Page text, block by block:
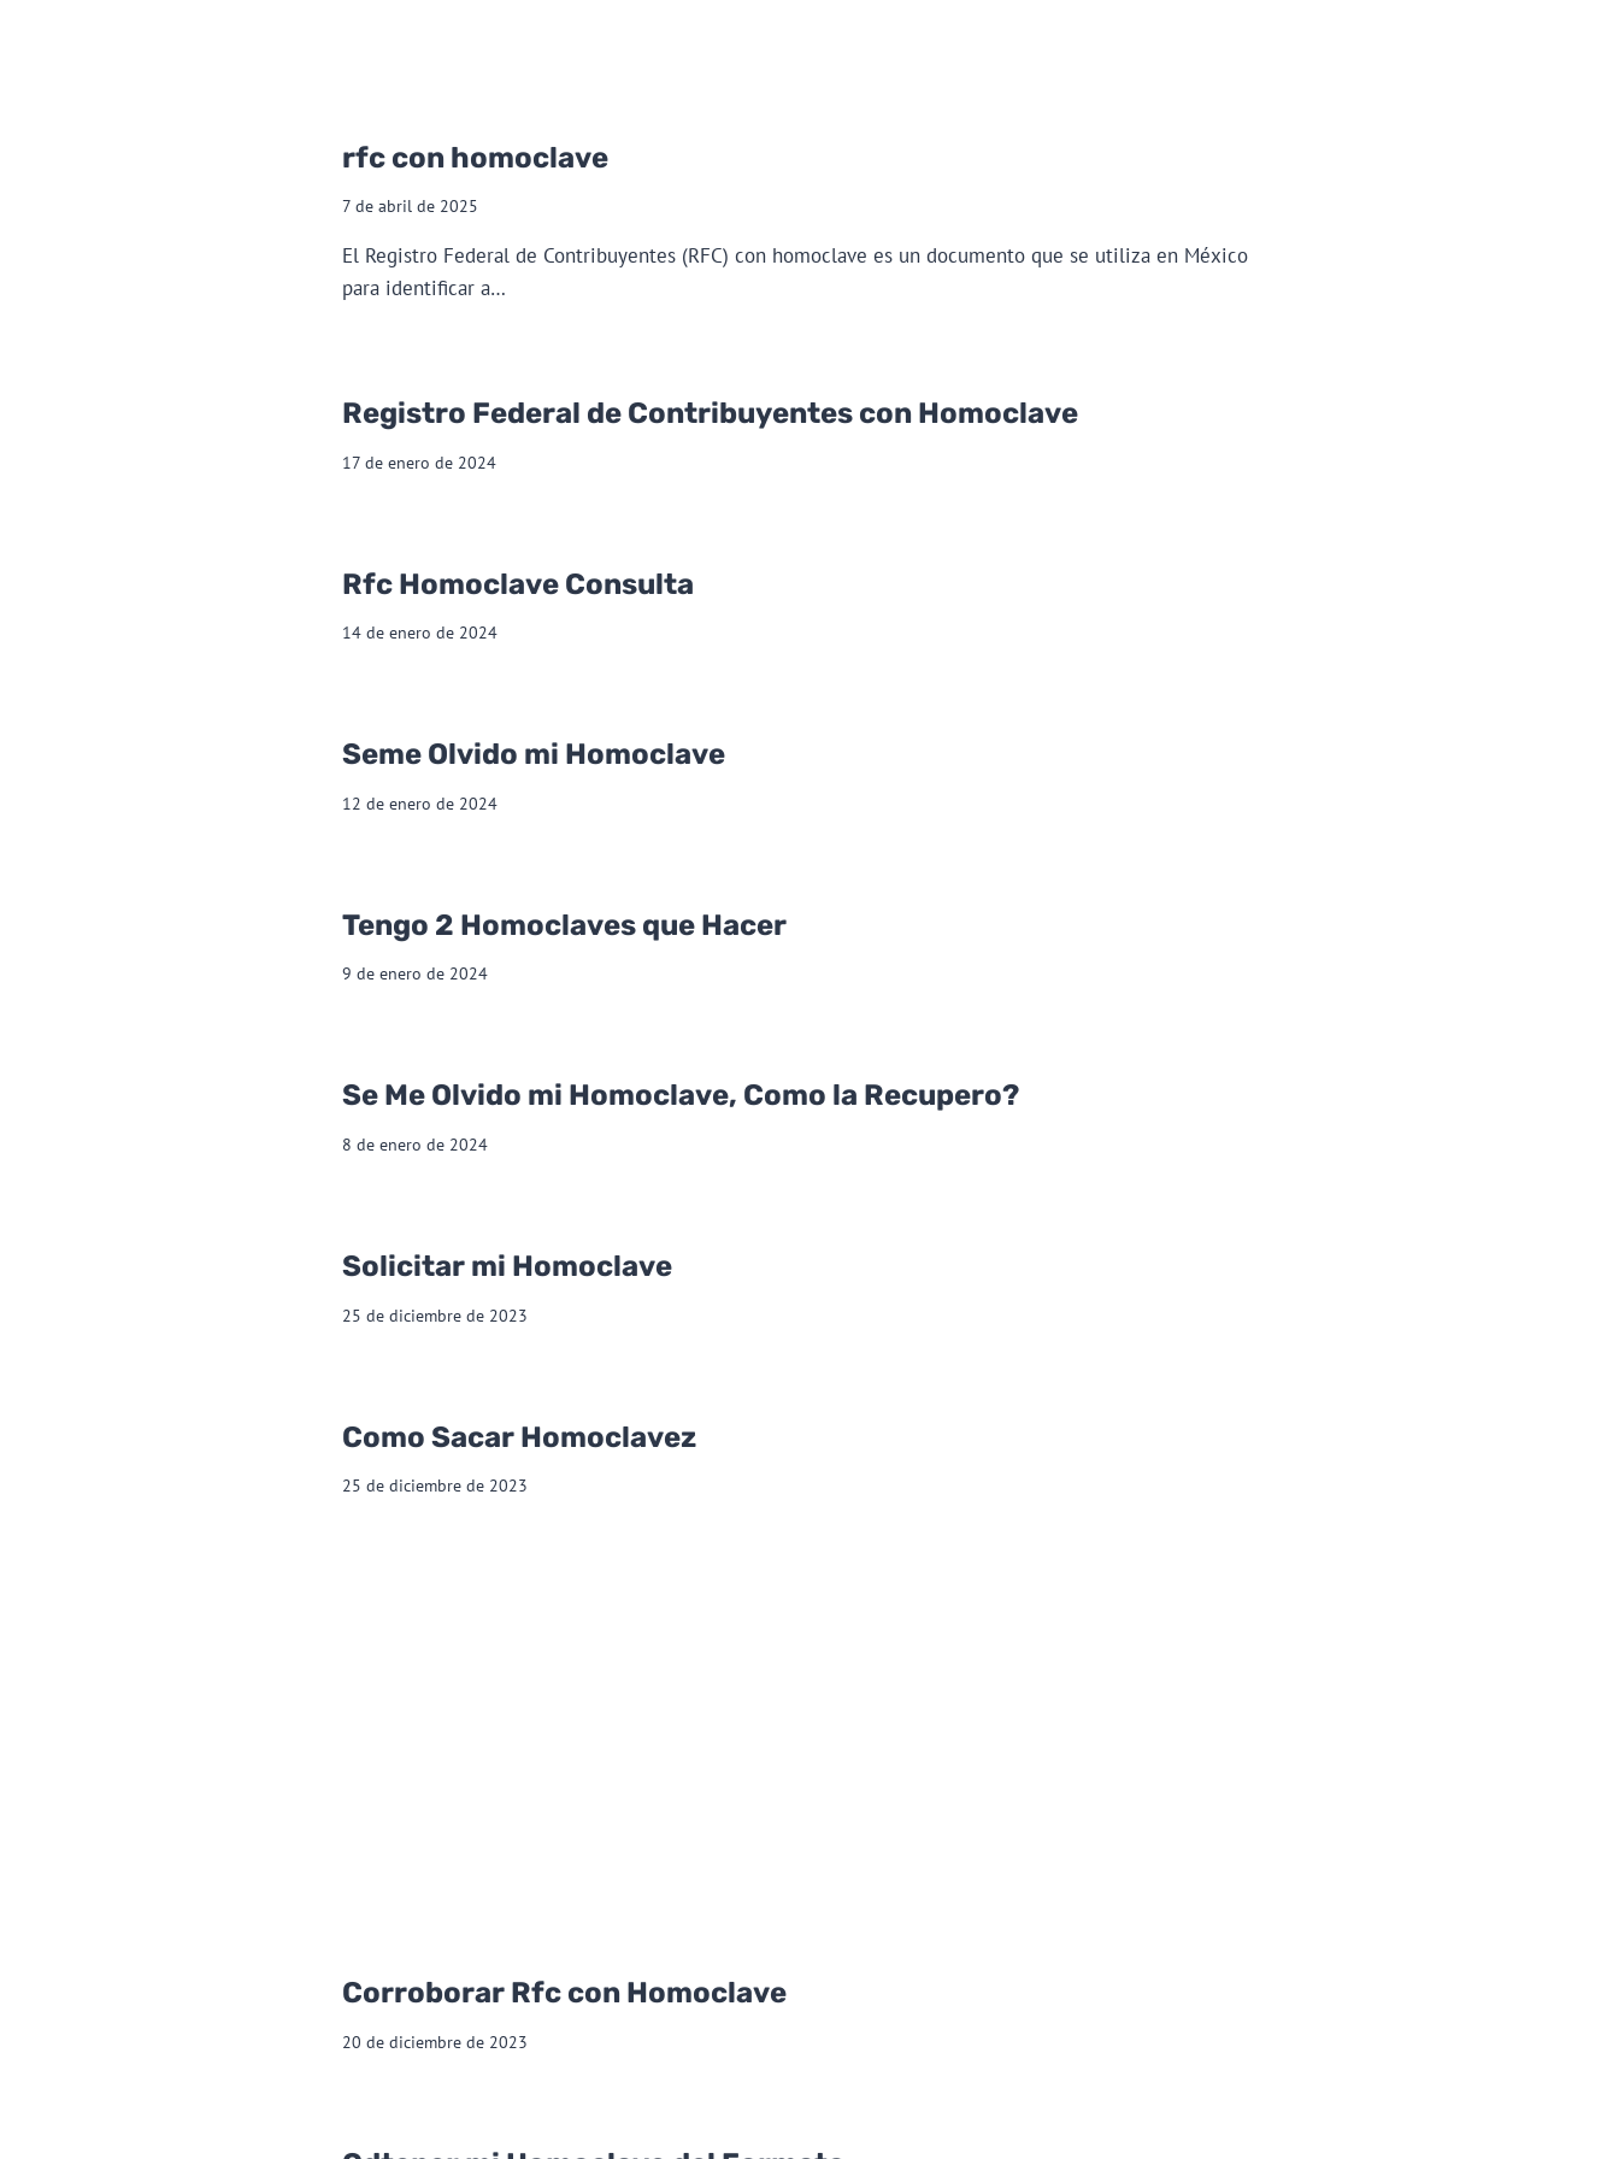
rfc con homoclave
7 de abril de 2025
El Registro Federal de Contribuyentes (RFC) con homoclave es un documento que se utiliza en México
para identificar a…
Registro Federal de Contribuyentes con Homoclave
17 de enero de 2024
Rfc Homoclave Consulta
14 de enero de 2024
Seme Olvido mi Homoclave
12 de enero de 2024
Tengo 2 Homoclaves que Hacer
9 de enero de 2024
Se Me Olvido mi Homoclave, Como la Recupero?
8 de enero de 2024
Solicitar mi Homoclave
25 de diciembre de 2023
Como Sacar Homoclavez
25 de diciembre de 2023
Corroborar Rfc con Homoclave
20 de diciembre de 2023